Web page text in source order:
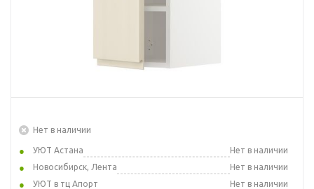
Нет в наличии
УЮТ Астана
Нет в наличии
Новосибирск, Лента
Нет в наличии
УЮТ в тц Апорт
Нет в наличии